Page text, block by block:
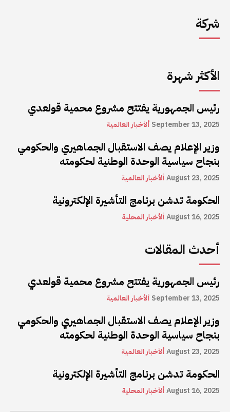
شركة
الأكثر شهرة
رئيس الجمهورية يفتتح مشروع محمية قولعدي
ألأخبار العالمية September 13, 2025
وزير الإعلام يصف الاستقبال الجماهيري والحكومي
بنجاح سياسية الوحدة الوطنية لحكومته
ألأخبار العالميةAugust 23, 2025
الحكومة تدشن برنامج التأشيرة الإلكترونية
ألأخبار المحليةAugust 16, 2025
أحدث المقالات
رئيس الجمهورية يفتتح مشروع محمية قولعدي
ألأخبار العالمية September 13, 2025
وزير الإعلام يصف الاستقبال الجماهيري والحكومي
بنجاح سياسية الوحدة الوطنية لحكومته
ألأخبار العالميةAugust 23, 2025
الحكومة تدشن برنامج التأشيرة الإلكترونية
ألأخبار المحليةAugust 16, 2025